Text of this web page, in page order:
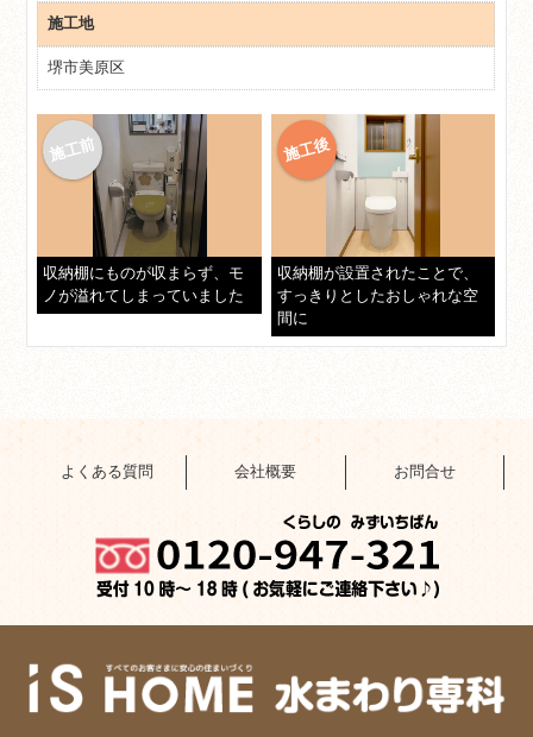
施工地
堺市美原区
収納棚にものが収まらず、モ
ノが溢れてしまっていました
収納棚が設置されたことで、
すっきりとしたおしゃれな空
間に
よくある質問 会社概要 お問合せ